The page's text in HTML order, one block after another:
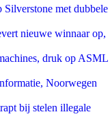
met dubbele
nieuwe winnaar op,
druk op ASML
Noorwegen
bij stelen illegale